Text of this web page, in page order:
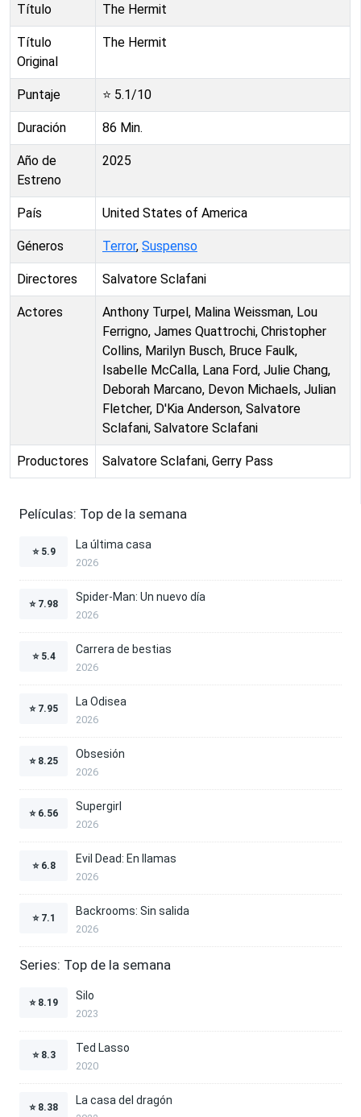
Título The Hermit
Título
Original
The Hermit
Puntaje ⭐ 5.1/10
Duración 86 Min.
Año de
Estreno
2025
País United States of America
Géneros Terror, Suspenso
Directores Salvatore Sclafani
Actores
Anthony Turpel, Malina Weissman, Lou
Ferrigno, James Quattrochi, Christopher
Collins, Marilyn Busch, Bruce Faulk,
Isabelle McCalla, Lana Ford, Julie Chang,
Deborah Marcano, Devon Michaels, Julian
Fletcher, D'Kia Anderson, Salvatore
Sclafani, Salvatore Sclafani
Productores Salvatore Sclafani, Gerry Pass
Películas: Top de la semana
⭐ 5.9
La última casa
2026
⭐ 7.98
Spider-Man: Un nuevo día
2026
⭐ 5.4
Carrera de bestias
2026
⭐ 7.95
La Odisea
2026
⭐ 8.25
Obsesión
2026
⭐ 6.56
Supergirl
2026
⭐ 6.8
Evil Dead: En llamas
2026
⭐ 7.1
Backrooms: Sin salida
2026
Series: Top de la semana
⭐ 8.19
Silo
2023
⭐ 8.3
Ted Lasso
2020
⭐ 8.38
La casa del dragón